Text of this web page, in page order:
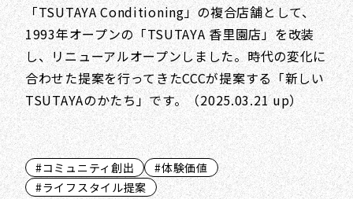
「TSUTAYA Conditioning」の複合店舗として、
1993年オープンの「TSUTAYA 香里園店」を改装
し、リニューアルオープンしました。時代の変化に
合わせた提案を行ってきたCCCが提案する「新しい
TSUTAYAのかたち」です。（2025.03.21 up）
#コミュニティ創出
#体験価値
#ライフスタイル提案